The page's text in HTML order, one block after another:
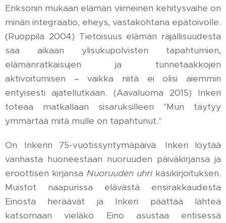
Eriksonin mukaan elämän viimeinen kehitysvaihe on
minän integraatio, eheys, vastakohtana epätoivolle.
(Ruoppila 2004) Tietoisuus elämän rajallisuudesta
saa aikaan ylisukupolvisten tapahtumien,
elämänratkaisujen ja tunnetaakkojen
aktivoitumisen – vaikka niitä ei olisi aiemmin
erityisesti ajatellutkaan. (Aavaluoma 2015) Inkeri
toteaa matkallaan sisaruksilleen "Mun täytyy
ymmärtää mitä mulle on tapahtunut."
On Inkerin 75-vuotissyntymäpäivä. Inkeri löytää
vanhasta huoneestaan nuoruuden päiväkirjansa ja
eroottisen kirjansa Nuoruuden uhrikäsikirjoituksen.
Muistot naapurissa elävästä ensirakkaudesta
Einosta heräävät ja Inkeri päättää lähteä
katsomaan vieläkö Eino asustaa entisessä